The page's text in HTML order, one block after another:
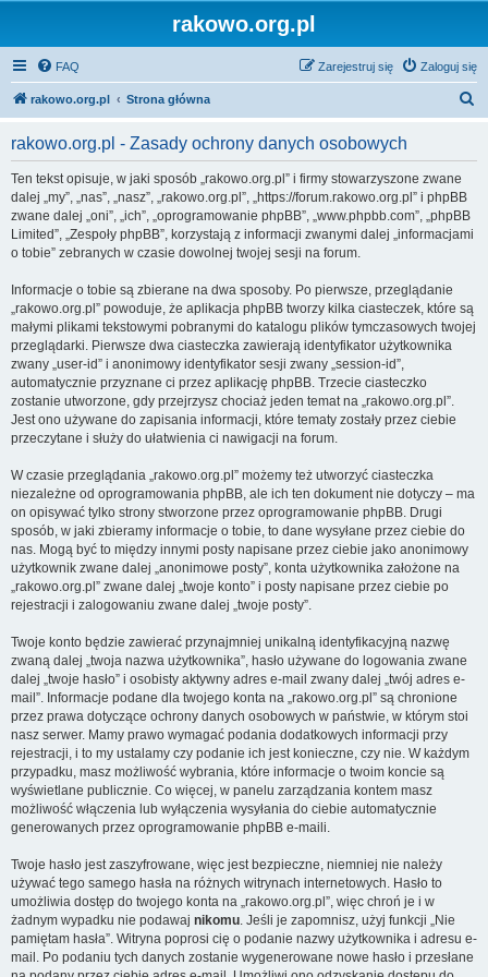
rakowo.org.pl
FAQ Zaloguj się
Zarejestruj się
rakowo.org.pl Strona główna
rakowo.org.pl - Zasady ochrony danych osobowych
Ten tekst opisuje, w jaki sposób „rakowo.org.pl” i firmy stowarzyszone zwane
dalej „my”, „nas”, „nasz”, „rakowo.org.pl”, „https://forum.rakowo.org.pl” i phpBB
zwane dalej „oni”, „ich”, „oprogramowanie phpBB”, „www.phpbb.com”, „phpBB
Limited”, „Zespoły phpBB”, korzystają z informacji zwanymi dalej „informacjami
o tobie” zebranych w czasie dowolnej twojej sesji na forum.
Informacje o tobie są zbierane na dwa sposoby. Po pierwsze, przeglądanie
„rakowo.org.pl” powoduje, że aplikacja phpBB tworzy kilka ciasteczek, które są
małymi plikami tekstowymi pobranymi do katalogu plików tymczasowych twojej
przeglądarki. Pierwsze dwa ciasteczka zawierają identyfikator użytkownika
zwany „user-id” i anonimowy identyfikator sesji zwany „session-id”,
automatycznie przyznane ci przez aplikację phpBB. Trzecie ciasteczko
zostanie utworzone, gdy przejrzysz chociaż jeden temat na „rakowo.org.pl”.
Jest ono używane do zapisania informacji, które tematy zostały przez ciebie
przeczytane i służy do ułatwienia ci nawigacji na forum.
W czasie przeglądania „rakowo.org.pl” możemy też utworzyć ciasteczka
niezależne od oprogramowania phpBB, ale ich ten dokument nie dotyczy – ma
on opisywać tylko strony stworzone przez oprogramowanie phpBB. Drugi
sposób, w jaki zbieramy informacje o tobie, to dane wysyłane przez ciebie do
nas. Mogą być to między innymi posty napisane przez ciebie jako anonimowy
użytkownik zwane dalej „anonimowe posty”, konta użytkownika założone na
„rakowo.org.pl” zwane dalej „twoje konto” i posty napisane przez ciebie po
rejestracji i zalogowaniu zwane dalej „twoje posty”.
Twoje konto będzie zawierać przynajmniej unikalną identyfikacyjną nazwę
zwaną dalej „twoja nazwa użytkownika”, hasło używane do logowania zwane
dalej „twoje hasło” i osobisty aktywny adres e-mail zwany dalej „twój adres e-
mail”. Informacje podane dla twojego konta na „rakowo.org.pl” są chronione
przez prawa dotyczące ochrony danych osobowych w państwie, w którym stoi
nasz serwer. Mamy prawo wymagać podania dodatkowych informacji przy
rejestracji, i to my ustalamy czy podanie ich jest konieczne, czy nie. W każdym
przypadku, masz możliwość wybrania, które informacje o twoim koncie są
wyświetlane publicznie. Co więcej, w panelu zarządzania kontem masz
możliwość włączenia lub wyłączenia wysyłania do ciebie automatycznie
generowanych przez oprogramowanie phpBB e-maili.
Twoje hasło jest zaszyfrowane, więc jest bezpieczne, niemniej nie należy
używać tego samego hasła na różnych witrynach internetowych. Hasło to
umożliwia dostęp do twojego konta na „rakowo.org.pl”, więc chroń je i w
żadnym wypadku nie podawaj nikomu. Jeśli je zapomnisz, użyj funkcji „Nie
pamiętam hasła”. Witryna poprosi cię o podanie nazwy użytkownika i adresu e-
mail. Po podaniu tych danych zostanie wygenerowane nowe hasło i przesłane